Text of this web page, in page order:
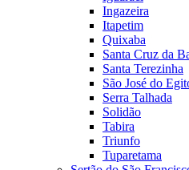
Ingazeira
Itapetim
Quixaba
Santa Cruz da
Santa Terezinha
São José do
Serra Talhada
Solidão
Tabira
Triunfo
Tuparetama